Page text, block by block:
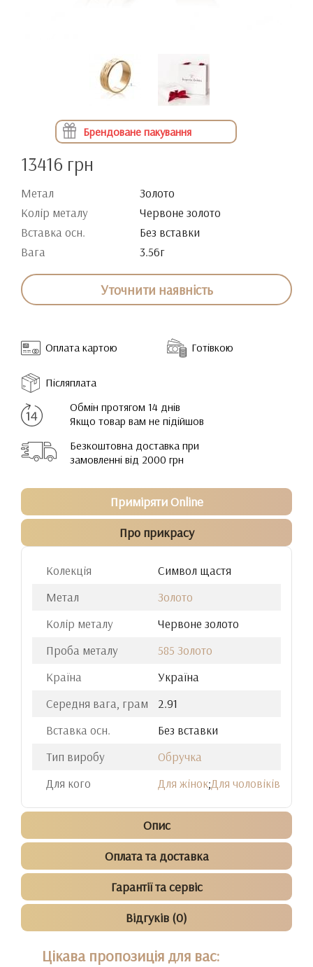
Брендоване пакування
13416 грн
Метал
Золото
Колір металу
Червоне золото
Вставка осн.
Без вставки
Вага
3.56г
Уточнити наявність
Оплата картою Готівкою
Післяплата
Обмін протягом 14 днів
Якщо товар вам не підійшов
Безкоштовна доставка при
замовленні від 2000 грн
Приміряти Online
Про прикрасу
Колекція
Cимвол щастя
Метал
Золото
Колір металу
Червоне золото
Проба металу
585 Золото
Країна
Україна
Середня вага, грам
2.91
Вставка осн.
Без вставки
Тип виробу
Обручка
Для кого
Для жінок;Для чоловіків
Опис
Оплата та доставка
Гарантії та сервіс
Відгуків (0)
Цікава пропозиція для вас: